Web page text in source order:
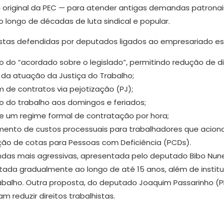
da PEC — para atender antigas demandas
longo de décadas de luta sindical e popular.
defendidas por deputados ligados ao empresariado
do “acordado sobre o legislado”, permitindo redução de
atuação da Justiça do Trabalho;
de contratos via pejotização (PJ);
do trabalho aos domingos e feriados;
um regime formal de contratação por hora;
de custos processuais para trabalhadores que
de cotas para Pessoas com Deficiência (PCDs).
mais agressivas, apresentada pelo deputado Bibo
gradualmente ao longo de até 15 anos, além de
Outra proposta, do deputado Joaquim Passarinho
reduzir direitos trabalhistas.